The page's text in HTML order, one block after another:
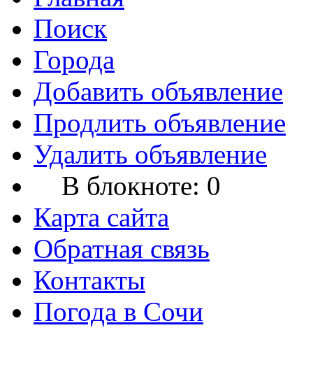
Поиск
Города
Добавить объявление
Продлить объявление
Удалить объявление
В блокноте: 0
Карта сайта
Обратная связь
Контакты
Погода в Сочи